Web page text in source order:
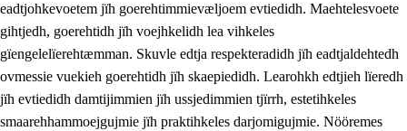
1.2 Identiteete jïh kulturellen gellievoete
1.3 Laejhtehks ussjedimmie jïh etihkeles vuajnoe
Skaepiedimmievoeteaavoe, eadtjohkevoete jïh
goerehtimmievæljoe
eadtjohkevoetem jïh goerehtimmievæljoem evtiedidh. Maehtelesvoete
gihtjedh, goerehtidh jïh voejhkelidh lea vihkeles
gïengelelïerehtæmman. Skuvle edtja respekteradidh jïh eadtjaldehtedh
ovmessie vuekieh goerehtidh jïh skaepiedidh. Learohkh edtjieh lïeredh
jïh evtiedidh damtijimmien jïh ussjedimmien tjïrrh, estetihkeles
smaarehhammoejgujmie jïh praktihkeles darjomigujmie. Nööremes